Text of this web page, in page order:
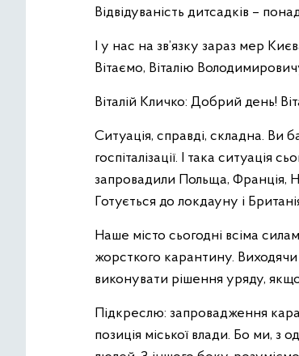
Відвідуваність дитсадків –
І у нас на зв’язку зараз мер
Вітаємо, Віталію
Віталій Кличко: Добрий день!
Ситуація, справді, складна. Ви
госпіталізації. І така
запровадили Польща, Франція,
Готується до локдауну і
Наше місто сьогодні всіма
жорсткого карантину. Виходячи
виконувати рішення уряду,
Підкреслю: запровадження
позиція міської влади. Бо ми, з